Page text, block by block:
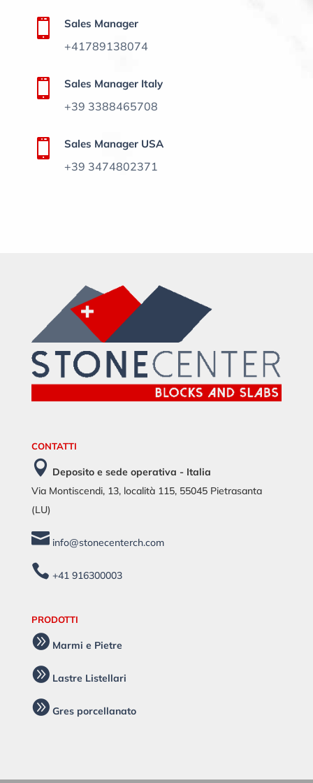
 Sales Manager
+41789138074
 Sales Manager Italy
+39 3388465708
 Sales Manager USA
+39 3474802371
CONTATTI
 Deposito e sede operativa - Italia
Via Montiscendi, 13, località 115, 55045 Pietrasanta
(LU)
info@stonecenterch.com
 +41 916300003
PRODOTTI
 Marmi e Pietre
 Lastre Listellari
 Gres porcellanato